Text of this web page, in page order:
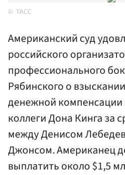
ТАСС
Американский суд
российского
профессионального
Рябинского о
денежной компенсации
коллеги Дона Кинга за
между Денисом
Джонсом. Американец
выплатить около $1,5